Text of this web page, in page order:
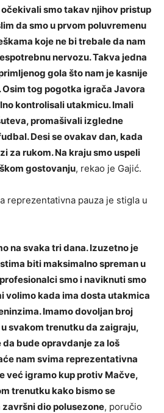
smo takav njihov pristup
da smo u prvom poluvremenu
koje ne bi trebale da nam
nervozu. Takva jedna
gola što nam je kasnije
tog pogotka igrača Javora
kontrolisali utakmicu. Imali
promašivali izgledne
Desi se ovakav dan, kada
za rukom. Na kraju smo uspeli
gostovanju, rekao je Gajić.
reprezentativna pauza je stigla u
na svaka tri dana. Izuzetno je
biti maksimalno spreman u
smo i naviknuti smo
volimo kada ima dosta utakmica
Imamo dovoljan broj
svakom trenutku da zaigraju,
bude opravdanje za loš
nam svima reprezentativna
već igramo kup protiv Mačve,
trenutku kako bismo se
dio polusezone, poručio